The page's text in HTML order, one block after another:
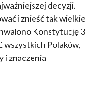
decyzji.
i znieść tak wielkie
Konstytucję 3
wszystkich Polaków,
i znaczenia